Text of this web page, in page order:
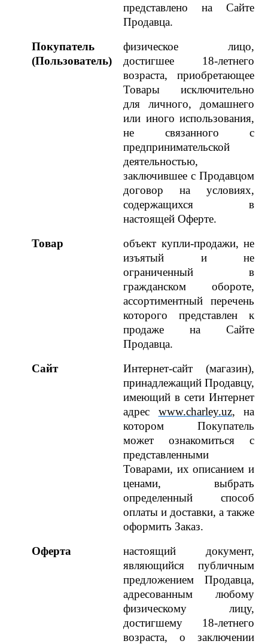
представлено на Сайте
Продавца.
Покупатель
(Пользователь)
физическое лицо,
достигшее 18-летнего
возраста, приобретающее
Товары исключительно
для личного, домашнего
или иного использования,
не связанного с
предпринимательской
деятельностью,
заключившее с Продавцом
договор на условиях,
содержащихся в
настоящей Оферте.
Товар
объект купли-продажи, не
изъятый и не
ограниченный в
гражданском обороте,
ассортиментный перечень
которого представлен к
продаже на Сайте
Продавца.
Сайт
Интернет-сайт (магазин),
принадлежащий Продавцу,
имеющий в сети Интернет
адрес www.charley.uz, на
котором Покупатель
может ознакомиться с
представленными
Товарами, их описанием и
ценами, выбрать
определенный способ
оплаты и доставки, а также
оформить Заказ.
Оферта
настоящий документ,
являющийся публичным
предложением Продавца,
адресованным любому
физическому лицу,
достигшему 18-летнего
возраста, о заключении